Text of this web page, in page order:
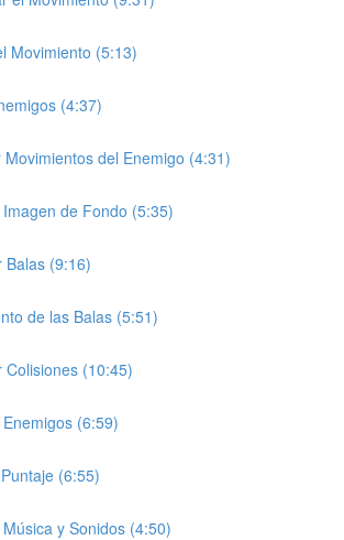
Movimiento (5:13)
(4:37)
del Enemigo (4:31)
de Fondo (5:35)
Balas (9:16)
de las Balas (5:51)
Colisiones (10:45)
(6:59)
(6:55)
y Sonidos (4:50)